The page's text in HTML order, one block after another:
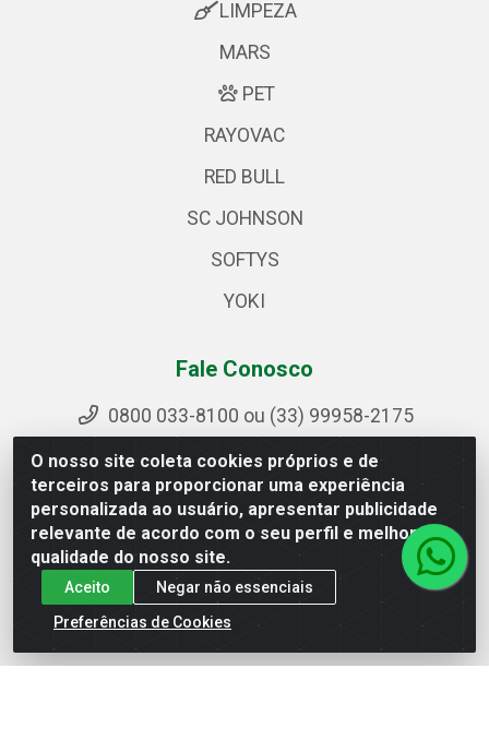
O nosso site coleta cookies próprios e de
terceiros para proporcionar uma experiência
personalizada ao usuário, apresentar publicidade
relevante de acordo com o seu perfil e melhorar a
qualidade do nosso site.
Aceito
Negar não essenciais
Preferências de Cookies
LIMPEZA
MARS
PET
RAYOVAC
RED BULL
SC JOHNSON
SOFTYS
YOKI
Fale Conosco
0800 033-8100 ou (33) 99958-2175
sac@ipirangamg.com.br
Acompanhe nossas publicações
Ipiranga Distribuição LTDA - Avenida Doutor Jorge
Hannas, 101 - Ponte da Aldeia - Manhuaçu / MG - CEP
36906-440 - CNPJ 25.310.749/0001-66